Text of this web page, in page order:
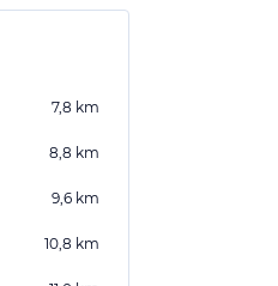
7,8 km
8,8 km
9,6 km
10,8 km